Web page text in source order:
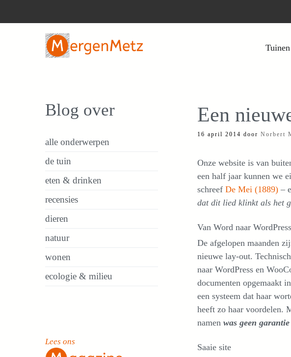
Tuinen
Kruiden
Moestuin
Een
16 april 2014 door Norbert
Onze website is van
een half jaar kunnen we
schreef De Mei (1889) –
dat dit lied klinkt als het
Van Word naar WordPress
De afgelopen maanden
nieuwe lay-out.
naar WordPress en
documenten opgemaakt
een systeem dat haar
heeft zo haar voordelen.
namen was geen garantie
Saaie site
Blog over
alle onderwerpen
de tuin
eten & drinken
recensies
dieren
natuur
wonen
ecologie & milieu
Lees ons